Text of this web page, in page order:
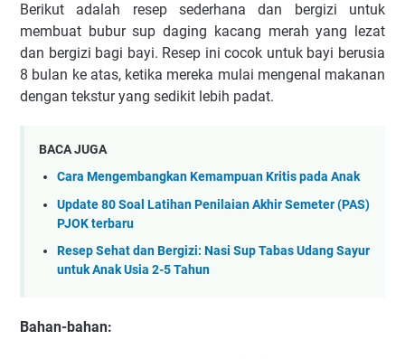
Berikut adalah resep sederhana dan bergizi untuk
membuat bubur sup daging kacang merah yang lezat
dan bergizi bagi bayi. Resep ini cocok untuk bayi berusia
8 bulan ke atas, ketika mereka mulai mengenal makanan
dengan tekstur yang sedikit lebih padat.
BACA JUGA
Cara Mengembangkan Kemampuan Kritis pada Anak
Update 80 Soal Latihan Penilaian Akhir Semeter (PAS)
PJOK terbaru
Resep Sehat dan Bergizi: Nasi Sup Tabas Udang Sayur
untuk Anak Usia 2-5 Tahun
Bahan-bahan: